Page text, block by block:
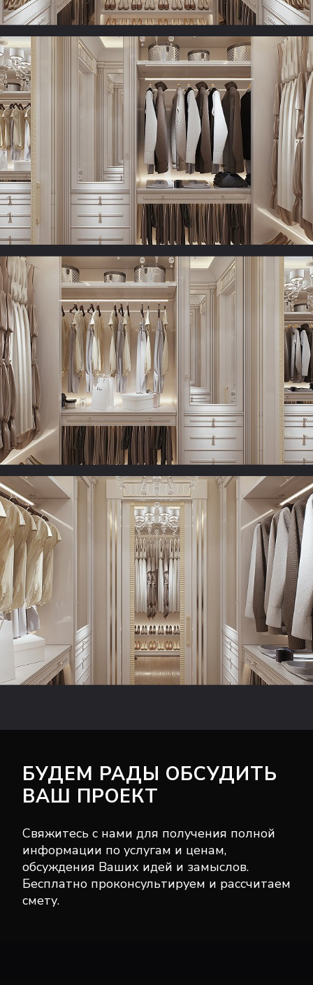
БУДЕМ РАДЫ ОБСУДИТЬ
ВАШ ПРОЕКТ
Свяжитесь с нами для получения полной
информации по услугам и ценам,
обсуждения Ваших идей и замыслов.
Бесплатно проконсультируем и рассчитаем
смету.